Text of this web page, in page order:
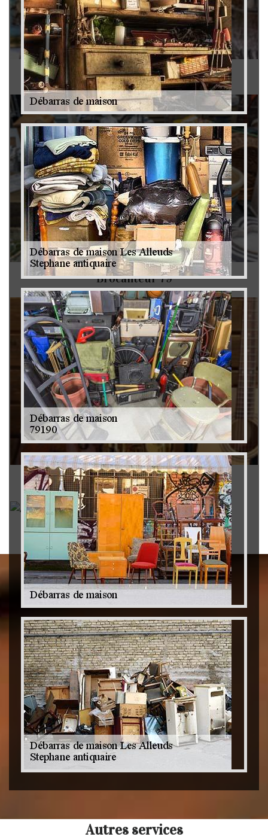
Antiquaire 79
Brocanteur 79
Rachat instrument de musique 79
Achat antiquité 79
Autres services